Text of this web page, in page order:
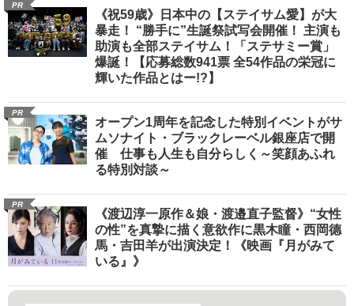
PR
《祝59歳》日本中の【ステイサム愛】が大
暴走！ “勝手に”生誕祭試写会開催！ 主演も
助演も全部ステイサム！「ステサミー賞」
爆誕！【応募総数941票 全54作品の栄冠に
輝いた作品とはー!?】
PR
オープン1周年を記念した特別イベントがサ
ムソナイト・ブラックレーベル銀座店で開
催 仕事も人生も自分らしく～笑顔あふれ
る特別対談～
PR
《渡辺淳一原作＆娘・渡邉直子監督》“女性
の性”を真摯に描く意欲作に黒木瞳・西岡德
馬・吉田羊が出演決定！《映画『月がみて
いる』》